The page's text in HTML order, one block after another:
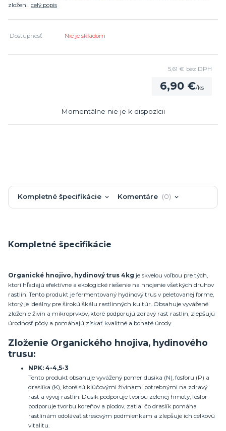
zložen... celý popis
Dostupnosť Nie je skladom
6,90 €/ks
5,61 € bez DPH
Momentálne nie je k dispozícii
Kompletné špecifikácie Komentáre 0
Kompletné špecifikácie
Organické hnojivo, hydinový trus 4kg je skvelou voľbou pre tých,
ktorí hľadajú efektívne a ekologické riešenie na hnojenie všetkých druhov
rastlín. Tento produkt je fermentovaný hydinový trus v peletovanej forme,
ktorý je ideálny pre širokú škálu rastlinných kultúr. Obsahuje vyvážené
zloženie živín a mikroprvkov, ktoré podporujú zdravý rast rastlín, zlepšujú
úrodnosť pôdy a pomáhajú získať kvalitné a bohaté úrody.
Zloženie Organického hnojiva, hydinového
trusu:
NPK: 4-4,5-3
Tento produkt obsahuje vyvážený pomer dusíka (N), fosforu (P) a
draslíka (K), ktoré sú kľúčovými živinami potrebnými na zdravý
rast a vývoj rastlín. Dusík podporuje tvorbu zelenej hmoty, fosfor
podporuje tvorbu koreňov a plodov, zatiaľ čo draslík pomáha
rastlinám odolávať stresovým podmienkam a zlepšuje ich celkovú
vitalitu.